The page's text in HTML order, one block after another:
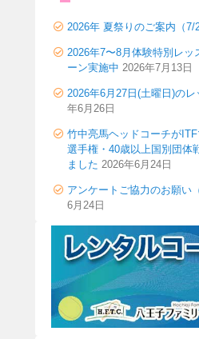
2026年 夏祭りのご案内（7/
2026年7〜8月体験特別レ
ーン実施中 2026年7月13日
2026年6月27日(土曜日)の
年6月26日
竹中亮馬ヘッドコーチが
選手権・40歳以上国別団体
ました 2026年6月24日
アンケートご協力のお願い
6月24日